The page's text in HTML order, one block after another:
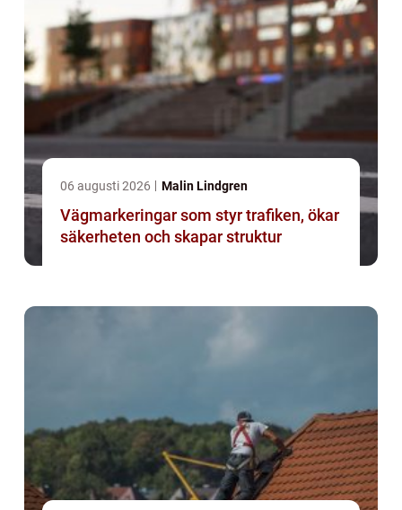
06 augusti 2026 Malin Lindgren
Vägmarkeringar som styr trafiken, ökar
säkerheten och skapar struktur